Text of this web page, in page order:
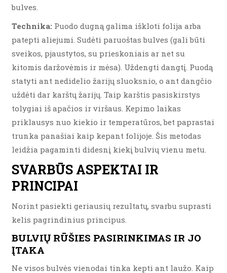
bulves.
Technika: Puodo dugną galima iškloti folija arba
patepti aliejumi. Sudėti paruoštas bulves (gali būti
sveikos, pjaustytos, su prieskoniais ar net su
kitomis daržovėmis ir mėsa). Uždengti dangtį. Puodą
statyti ant nedidelio žarijų sluoksnio, o ant dangčio
uždėti dar karštų žarijų. Taip karštis pasiskirstys
tolygiai iš apačios ir viršaus. Kepimo laikas
priklausys nuo kiekio ir temperatūros, bet paprastai
trunka panašiai kaip kepant folijoje. Šis metodas
leidžia pagaminti didesnį kiekį bulvių vienu metu.
SVARBŪS ASPEKTAI IR
PRINCIPAI
Norint pasiekti geriausių rezultatų, svarbu suprasti
kelis pagrindinius principus.
BULVIŲ RŪŠIES PASIRINKIMAS IR JO
ĮTAKA
Ne visos bulvės vienodai tinka kepti ant laužo. Kaip